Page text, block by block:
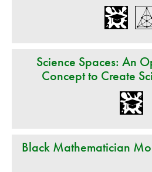
Science Spaces: An
Concept to Create
Black Mathematician